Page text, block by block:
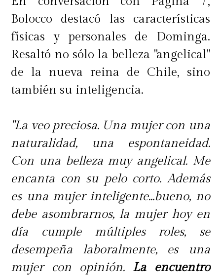
Bolocco destacó las características
físicas y personales de Dominga.
Resaltó no sólo la belleza "angelical"
de la nueva reina de Chile, sino
también su inteligencia.
"La veo preciosa. Una mujer con una
naturalidad, una espontaneidad.
Con una belleza muy angelical. Me
encanta con su pelo corto. Además
es una mujer inteligente...bueno, no
debe asombrarnos, la mujer hoy en
día cumple múltiples roles, se
desempeña laboralmente, es una
mujer con opinión. La encuentro